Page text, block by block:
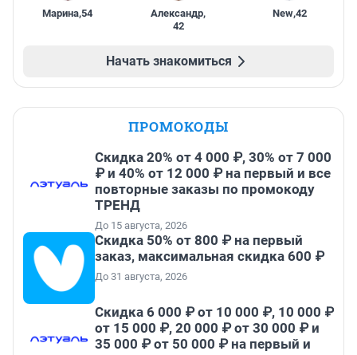
Марина,54 Александр,
42
New,42
Начать знакомиться
ПРОМОКОДЫ
Скидка 20% от 4 000 ₽, 30% от 7 000
₽ и 40% от 12 000 ₽ на первый и все
повторные заказы по промокоду
ТРЕНД
До 15 августа, 2026
Скидка 50% от 800 ₽ на первый
заказ, максимальная скидка 600 ₽
До 31 августа, 2026
Скидка 6 000 ₽ от 10 000 ₽, 10 000 ₽
от 15 000 ₽, 20 000 ₽ от 30 000 ₽ и
35 000 ₽ от 50 000 ₽ на первый и